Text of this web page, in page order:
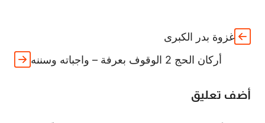
غزوة بدر الكبرى
أركان الحج 2 الوقوف بعرفة – واجباته وسننه
أضف تعليق